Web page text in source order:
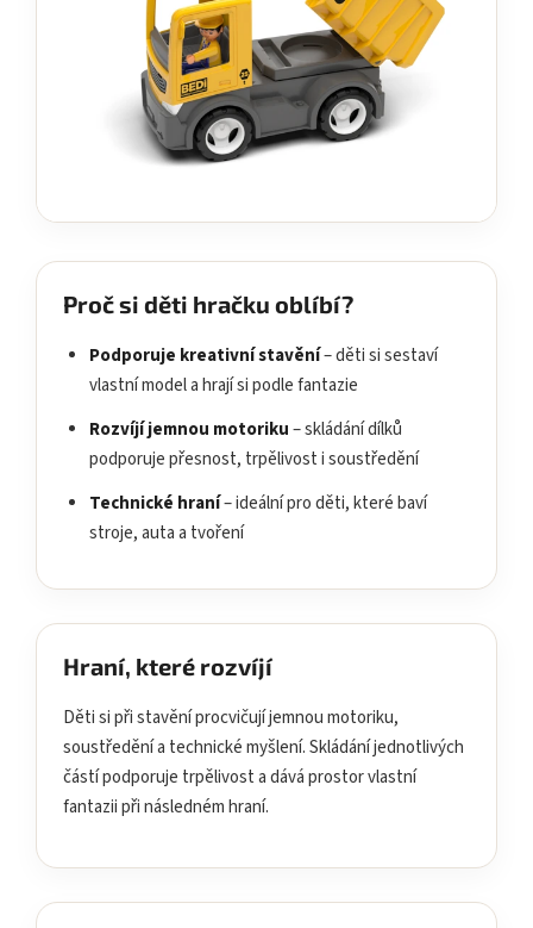
Proč si děti hračku oblíbí?
Podporuje kreativní stavění– děti si sestaví
vlastní model a hrají si podle fantazie
Rozvíjí jemnou motoriku– skládání dílků
podporuje přesnost, trpělivost i soustředění
Technické hraní– ideální pro děti, které baví
stroje, auta a tvoření
Hraní, které rozvíjí
Děti si při stavění procvičují jemnou motoriku,
soustředění a technické myšlení. Skládání jednotlivých
částí podporuje trpělivost a dává prostor vlastní
fantazii při následném hraní.